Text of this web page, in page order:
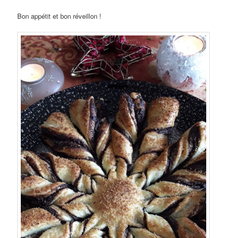
Bon appétit et bon réveillon !